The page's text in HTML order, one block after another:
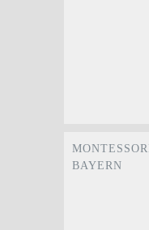
BAYERN